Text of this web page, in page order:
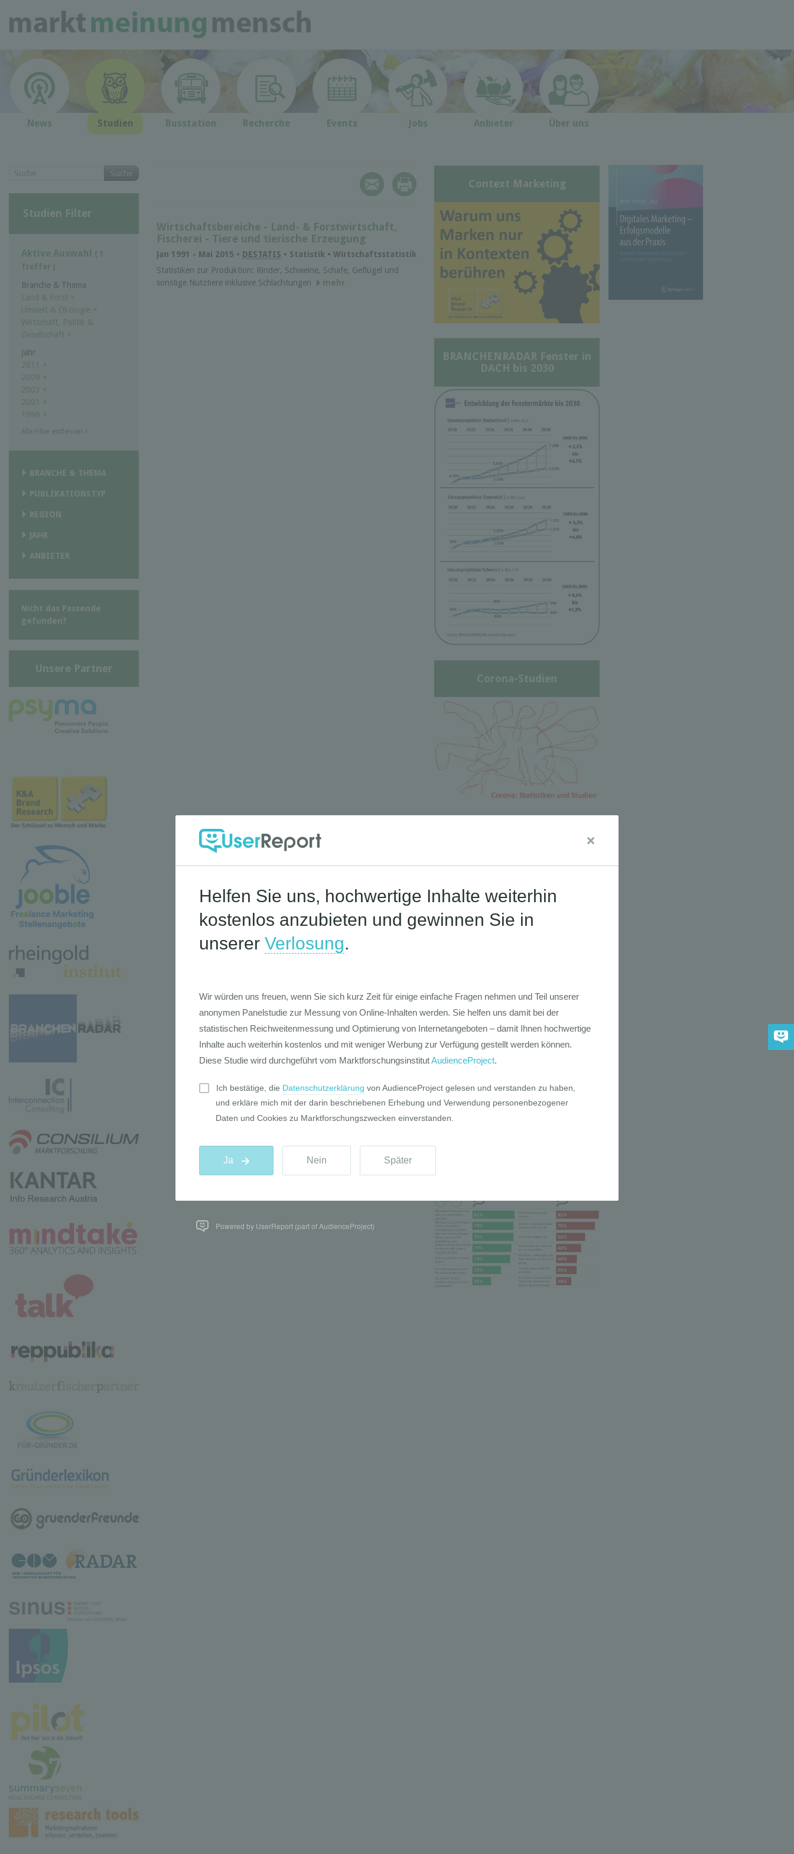
News Studien Busstation Recherche Events Jobs Anbieter Über uns
Wirtschaftsbereiche - Land- & Forstwirtschaft,
Fischerei - Tie­re und tie­ri­sche Er­zeu­gung
Jan 1991 - Mai 2015 • DESTATIS • Statistik • Wirtschaftsstatistik
Statistiken zur Produktion: Rinder, Schweine, Schafe, Geflügel und
sonstige Nutztiere inklusive Schlachtungen
mehr
Suche
Studien Filter
Aktive Auswahl ( 1
Treffer )
Branche & Thema
Land & Forst ×
Umwelt & Ökologie ×
Wirtschaft, Politik &
Gesellschaft ×
Jahr
2011
×
2009 ×
2003 ×
2001
×
1996 ×
BRANCHE & THEMA
PUBLIKATIONSTYP
REGION
JAHR
ANBIETER
Nicht das Passende
gefunden?
Unsere Partner
Context Marketing
BRANCHENRADAR Fenster in
DACH bis 2030
Corona-Studien
Die GIM Fahrradfahrer-
Typologie
Powered by UserReport (part of AudienceProject)